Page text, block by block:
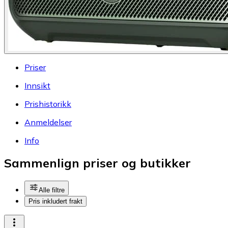
Priser
Innsikt
Prishistorikk
Anmeldelser
Info
Sammenlign priser og butikker
Alle filtre
Pris inkludert frakt